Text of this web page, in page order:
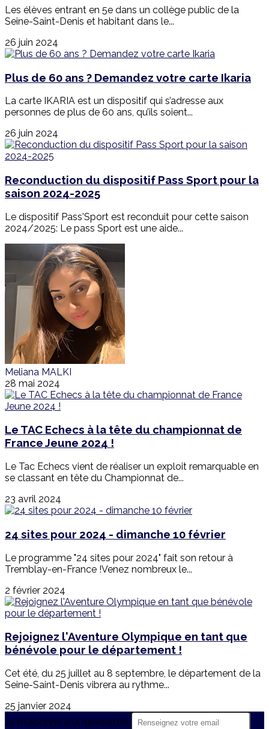
Les élèves entrant en 5e dans un collège public de la
Seine-Saint-Denis et habitant dans le...
26 juin 2024
Plus de 60 ans ? Demandez votre carte Ikaria
La carte IKARIA est un dispositif qui s’adresse aux
personnes de plus de 60 ans, qu’ils soient...
26 juin 2024
Reconduction du dispositif Pass Sport pour la
saison 2024-2025
Le dispositif Pass'Sport est reconduit pour cette saison
2024/2025: Le pass Sport est une aide...
Meliana MALKI
28 mai 2024
Le TAC Echecs à la tête du championnat de
France Jeune 2024 !
Le Tac Echecs vient de réaliser un exploit remarquable en
se classant en tête du Championnat de...
23 avril 2024
24 sites pour 2024 - dimanche 10 février
Le programme "24 sites pour 2024" fait son retour à
Tremblay-en-France !Venez nombreux le...
2 février 2024
Rejoignez l'Aventure Olympique en tant que
bénévole pour le département !
Cet été, du 25 juillet au 8 septembre, le département de la
Seine-Saint-Denis vibrera au rythme...
25 janvier 2024
Je m'abonne à la newsletter